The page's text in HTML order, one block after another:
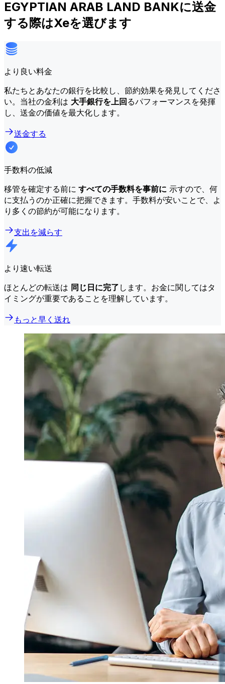
EGYPTIAN ARAB LAND BANKに送金
する際はXeを選びます
より良い料金
私たちとあなたの銀行を比較し、節約効果を発見してくださ
い。当社の金利は 大手銀行を上回るパフォーマンスを発揮
し、送金の価値を最大化します。
送金する
手数料の低減
移管を確定する前に すべての手数料を事前に 示すので、何
に支払うのか正確に把握できます。手数料が安いことで、よ
り多くの節約が可能になります。
支出を減らす
より速い転送
ほとんどの転送は 同じ日に完了 します。お金に関してはタ
イミングが重要であることを理解しています。
もっと早く送れ